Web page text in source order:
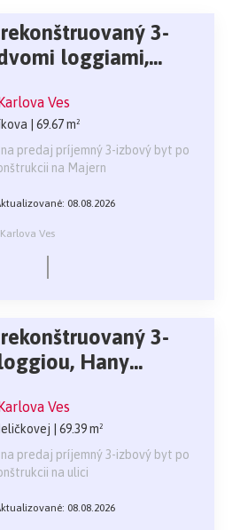
3-
loggiami,
Ves
| 69.67 m²
predaj príjemný 3-izbový byt po
na Majern
08.08.2026
Ves
3-
Hany
Ves
| 69.39 m²
predaj príjemný 3-izbový byt po
na ulici
08.08.2026